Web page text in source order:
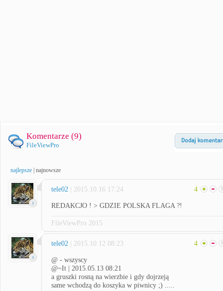
Komentarze (9)
FileViewPro
najlepsze najnowsze
tele02 | 2015.10.16 17:24 4
REDAKCJO ! > GDZIE POLSKA FLAGA ?!
FileViewPro 2015
tele02 | 2015.10.12 08:23 4
@ - wszyscy
@~It | 2015.05.13 08:21
a gruszki rosną na wierzbie i gdy dojrzeją
same wchodzą do koszyka w piwnicy ;) .....